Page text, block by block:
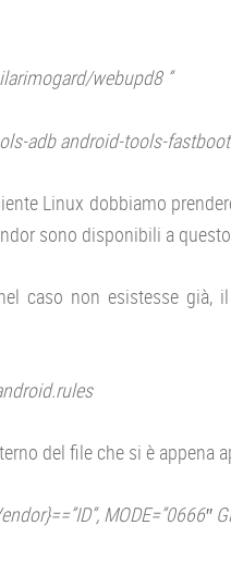
webupd8 ”
adb android-tools-fastboot
Linux dobbiamo
sono disponibili a questo
caso non esistesse già,
del file che si è appena
MODE=”0666″